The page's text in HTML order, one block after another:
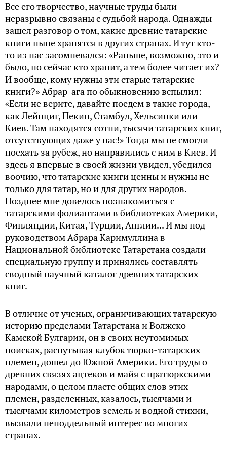
Все его творчество, научные труды были
неразрывно связаны с судьбой народа. Однажды
зашел разговор о том, какие древние татарские
книги ныне хранятся в других странах. И тут кто-
то из нас засомневался: «Раньше, возможно, это и
было, но сейчас кто хранит, а тем более читает их?
И вообще, кому нужны эти старые татарские
книги?» Абрар-ага по обыкновению вспылил:
«Если не верите, давайте поедем в такие города,
как Лейпциг, Пекин, Стамбул, Хельсинки или
Киев. Там находятся сотни, тысячи татарских книг,
отсутствующих даже у нас!» Тогда мы не смогли
поехать за рубеж, но направились с ним в Киев. И
здесь я впервые в своей жизни увидел, убедился
воочию, что татарские книги ценны и нужны не
только для татар, но и для других народов.
Позднее мне довелось познакомиться с
татарскими фолиантами в библиотеках Америки,
Финляндии, Китая, Турции, Англии... И мы под
руководством Абрара Каримуллина в
Национальной библиотеке Татарстана создали
специальную группу и принялись составлять
сводный научный каталог древних татарских
книг.
В отличие от ученых, ограничивающих татарскую
историю пределами Татарстана и Волжско-
Камской Булгарии, он в своих неутомимых
поисках, распутывая клубок тюрко-татарских
племен, дошел до Южной Америки. Его труды о
древних связях ацтеков и майя с пратюркскими
народами, о целом пласте общих слов этих
племен, разделенных, казалось, тысячами и
тысячами километров земель и водной стихии,
вызвали неподдельный интерес во многих
странах.